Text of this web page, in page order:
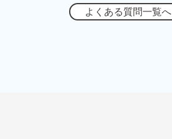
よくある質問一覧へ